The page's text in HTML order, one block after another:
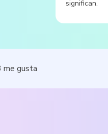
significan.
me gusta